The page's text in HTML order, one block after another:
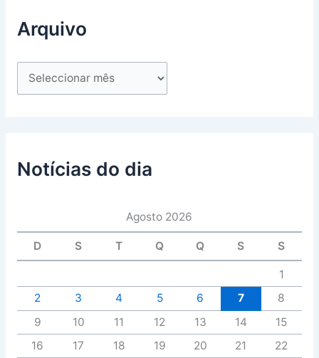
Arquivo
Notícias do dia
Agosto 2026
D S T Q Q S S
1
2
3 4 5 6 7
8
9
10 11 12 13 14
15
16
17 18 19 20 21
22